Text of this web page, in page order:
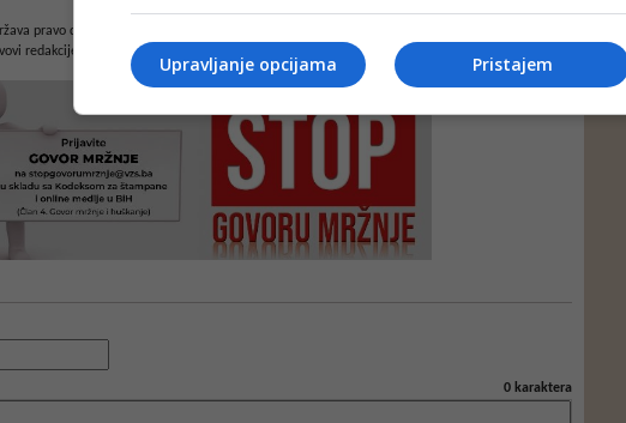
pravo da obriše neprimjereni dio ili cijeli komentar bez najave i objašnjenja. Mišljenja
redakcije web portala Depo.ba!
0karaktera
Pristajem
Upravljanje opcijama